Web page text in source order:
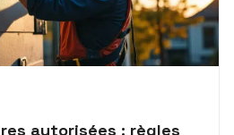
autorisées : règles